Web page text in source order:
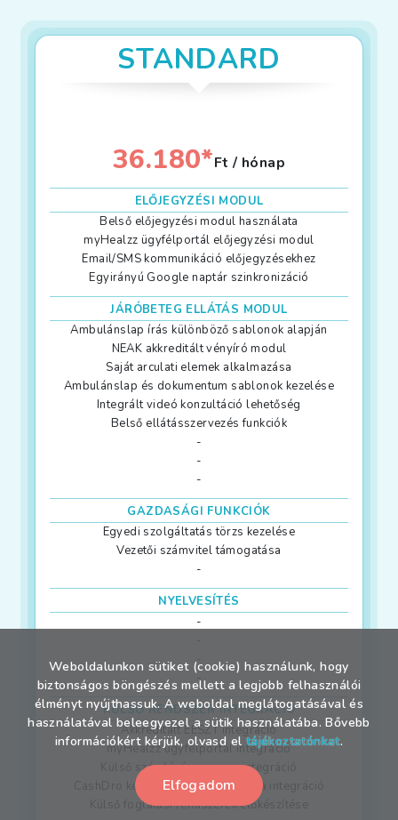
Weboldalunkon sütiket (cookie) használunk, hogy
biztonságos böngészés mellett a legjobb felhasználói
élményt nyújthassuk. A weboldal meglátogatásával és
használatával beleegyezel a sütik használatába. Bővebb
információkért kérjük, olvasd eltájékoztatónkat.
Elfogadom
STANDARD
36.180*Ft / hónap
ELŐJEGYZÉSI MODUL
Belső előjegyzési modul használata
myHealzz ügyfélportál előjegyzési modul
Email/SMS kommunikáció előjegyzésekhez
Egyirányú Google naptár szinkronizáció
JÁRÓBETEG ELLÁTÁS MODUL
Ambulánslap írás különböző sablonok alapján
NEAK akkreditált vényíró modul
Saját arculati elemek alkalmazása
Ambulánslap és dokumentum sablonok kezelése
Integrált videó konzultáció lehetőség
Belső ellátásszervezés funkciók
-
-
-
GAZDASÁGI FUNKCIÓK
Egyedi szolgáltatás törzs kezelése
Vezetői számvitel támogatása
-
NYELVESÍTÉS
-
-
-
KÜLSŐ RENDSZER INTEGRÁCIÓ
Akkreditált EESZT integráció
myHealzz ügyfélportál integráció
Külső számlázó program integráció
CashDro készpénzkezelő automata integráció
Külső foglalási rendszerek előkészítése